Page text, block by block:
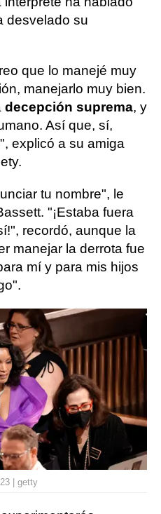
desvelado su
que lo manejé muy
manejarlo muy bien.
decepción suprema, y
Así que, sí,
", explicó a su amiga
tu nombre", le
"¡Estaba fuera
recordó, aunque la
manejar la derrota fue
mí y para mis hijos
| getty